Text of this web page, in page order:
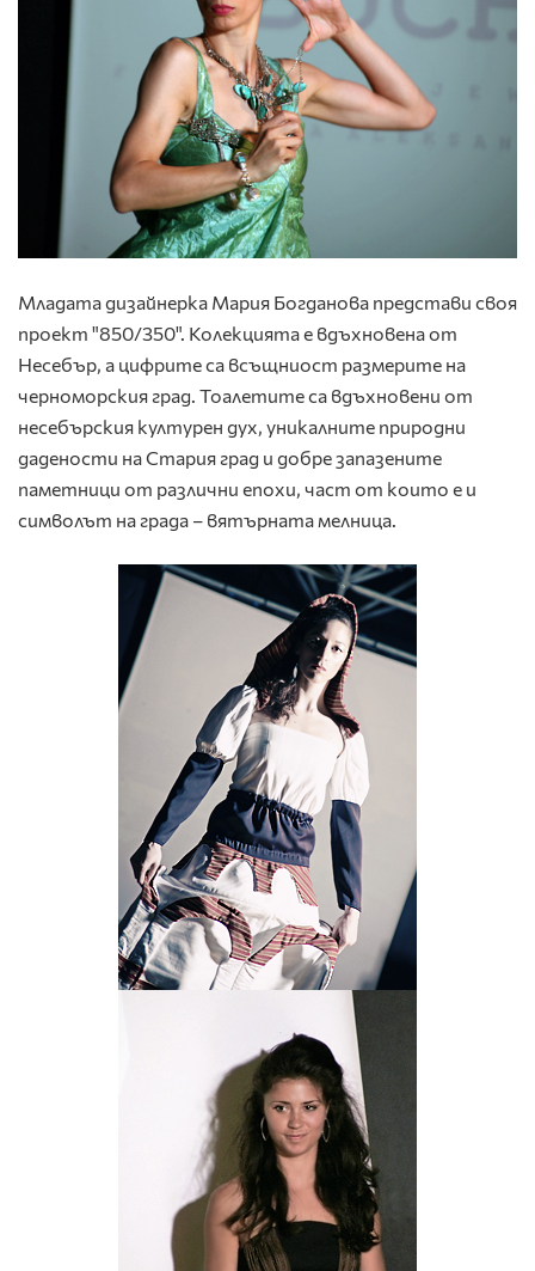
Младата дизайнерка Мария Богданова представи своя
проект "850/350". Колекцията е вдъхновена от
Несебър, а цифрите са всъщниост размерите на
черноморския град. Тоалетите са вдъхновени от
несебърския културен дух, уникалните природни
дадености на Стария град и добре запазените
паметници от различни епохи, част от които е и
символът на града – вятърната мелница.